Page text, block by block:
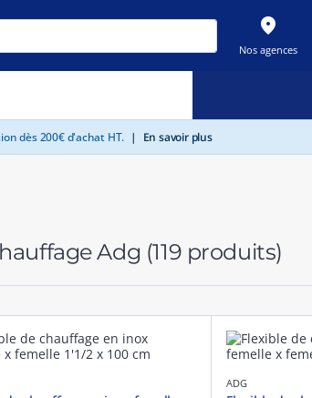
place
Nos agences
dès 200€ d'achat HT. | En savoir plus
Adg (119 produits)
ADG